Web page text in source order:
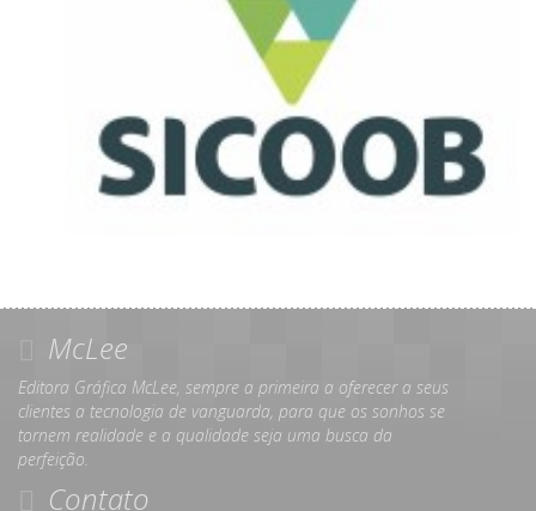
McLee
Editora Gráfica McLee, sempre a primeira a oferecer a seus
clientes a tecnologia de vanguarda, para que os sonhos se
tornem realidade e a qualidade seja uma busca da
perfeição.
Contato